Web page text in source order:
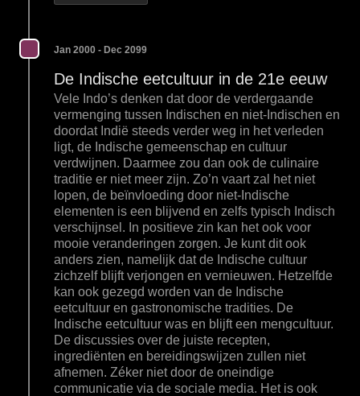
Jan 2000 - Dec 2099
De Indische eetcultuur in de 21e eeuw
Vele Indo’s denken dat door de verdergaande
vermenging tussen Indischen en niet-Indischen en
doordat Indië steeds verder weg in het verleden
ligt, de Indische gemeenschap en cultuur
verdwijnen. Daarmee zou dan ook de culinaire
traditie er niet meer zijn. Zo’n vaart zal het niet
lopen, de beïnvloeding door niet-Indische
elementen is een blijvend en zelfs typisch Indisch
verschijnsel. In positieve zin kan het ook voor
mooie veranderingen zorgen. Je kunt dit ook
anders zien, namelijk dat de Indische cultuur
zichzelf blijft verjongen en vernieuwen. Hetzelfde
kan ook gezegd worden van de Indische
eetcultuur en gastronomische tradities. De
Indische eetcultuur was en blijft een mengcultuur.
De discussies over de juiste recepten,
ingrediënten en bereidingswijzen zullen niet
afnemen. Zéker niet door de oneindige
communicatie via de sociale media. Het is ook